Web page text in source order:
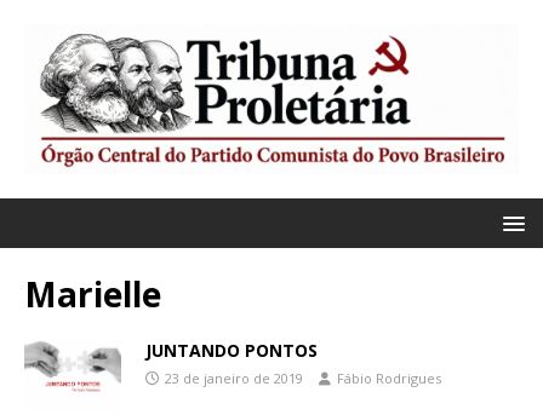
Marielle
JUNTANDO PONTOS
23 de janeiro de 2019 Fábio Rodrigues